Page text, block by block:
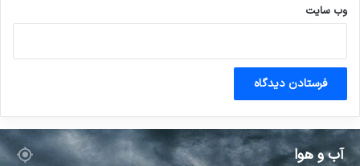
وب‌ سایت
آب و هوا